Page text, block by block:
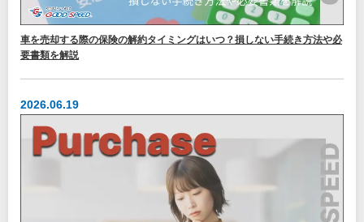
車を売却する際の保険の解約タイミングはいつ？損しない手続き方法や必
要書類を解説
2026.06.19